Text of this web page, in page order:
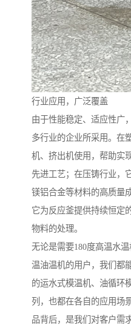
行业应用，广泛覆盖
由于性能稳定、适应性广
多行业的企业所采用。在
机、挤出机使用，帮助实
先进工艺；在压铸行业，
镁铝合金等材料的高质量
它为反应釜提供持续恒定
物料的处理。
无论是需要180度高温水
温油温机的用户，我们都
的运水式模温机、油循环
列，也都在各自的应用场
品背后，是我们对客户需